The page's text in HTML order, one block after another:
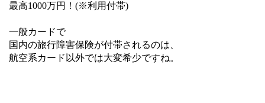
最高1000万円！(※利用付帯)
一般カードで
国内の旅行障害保険が付帯されるのは、
航空系カード以外では大変希少ですね。